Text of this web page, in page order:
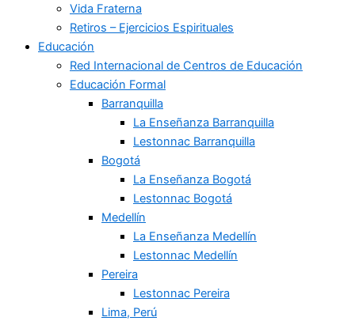
Vida Fraterna
Retiros – Ejercicios Espirituales
Educación
Red Internacional de Centros de Educación
Educación Formal
Barranquilla
La Enseñanza Barranquilla
Lestonnac Barranquilla
Bogotá
La Enseñanza Bogotá
Lestonnac Bogotá
Medellín
La Enseñanza Medellín
Lestonnac Medellín
Pereira
Lestonnac Pereira
Lima, Perú